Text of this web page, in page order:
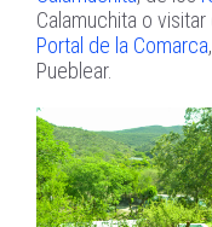
Calamuchita o
Portal de la Comarca
Pueblear.